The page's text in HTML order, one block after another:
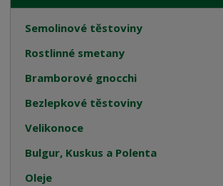
Semolinové těstoviny
Rostlinné smetany
Bramborové gnocchi
Bezlepkové těstoviny
Velikonoce
Bulgur, Kuskus a Polenta
Oleje